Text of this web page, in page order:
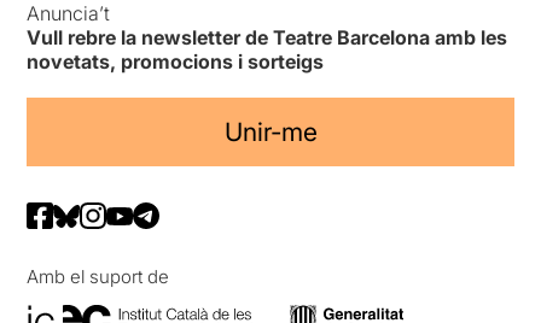
Anuncia’t
Vull rebre la newsletter de Teatre Barcelona amb les
novetats, promocions i sorteigs
Unir-me
Amb el suport de